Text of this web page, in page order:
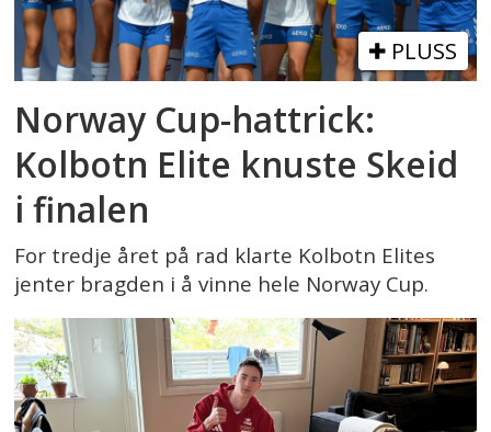
PLUSS
Norway Cup-hattrick:
Kolbotn Elite knuste Skeid
i finalen
For tredje året på rad klarte Kolbotn Elites
jenter bragden i å vinne hele Norway Cup.